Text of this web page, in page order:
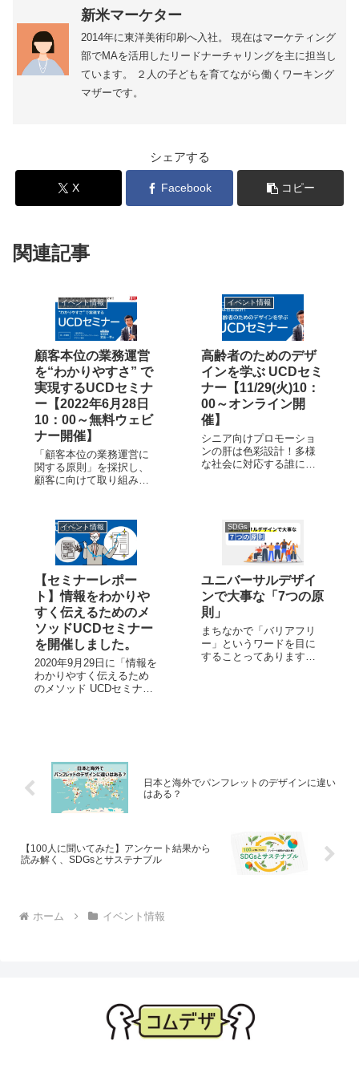
新米マーケター
2014年に東洋美術印刷へ入社。 現在はマーケティング
部でMAを活用したリードナーチャリングを主に担当し
ています。 ２人の子どもを育てながら働くワーキング
マザーです。
シェアする
X Facebook コピー
関連記事
イベント情報
顧客本位の業務運営
を“わかりやすさ” で
実現するUCDセミナ
ー【2022年6月28日
10：00～無料ウェビ
ナー開催】
「顧客本位の業務運営に
関する原則」を採択し、
顧客に向けて取り組み状
た。 本セミナーでは、わ
かりやすさの観点で情報
コミュニケーションを科
学的に分析するメソッ
ド“ユニバーサルコミュニ
ケーションデザイン”...
イベント情報
高齢者のためのデザ
インを学ぶ UCDセミ
ナー【11/29(火)10：
00～オンライン開
催】
シニア向けプロモーショ
ンの肝は色彩設計！多様
な社会に対応する誰にで
ミナーでは、高齢者や多
様な色覚者の色の見え
方・カラーユニバーサル
デザインの基礎・色彩設
計の注意すべき点など、
重要な情報をわかりやす
く提供するためのUCDメ
ソッドをご紹介します。
イベント情報
【セミナーレポー
ト】情報をわかりや
すく伝えるためのメ
ソッドUCDセミナー
を開催しました。
2020年9月29日に「情報を
わかりやすく伝えるため
のメソッド UCDセミナ
一般社団法人ユニバーサ
ルコミュニケーションデ
ザイ...
SDGs
ユニバーサルデザイ
ンで大事な「7つの原
則」
まちなかで「バリアフリ
ー」というワードを目に
することってありますよ
日本と海外でパンフレットのデザインに違い
はある？
【100人に聞いてみた】アンケート結果から
読み解く、SDGsとサステナブル
ホーム イベント情報